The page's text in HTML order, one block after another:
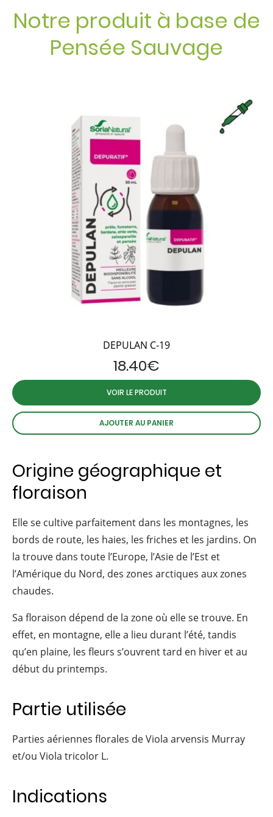
Notre produit à base de
Pensée Sauvage
DEPULAN C-19
18.40€
VOIR LE PRODUIT
AJOUTER AU PANIER
Origine géographique et
floraison
Elle se cultive parfaitement dans les montagnes, les
bords de route, les haies, les friches et les jardins. On
la trouve dans toute l’Europe, l’Asie de l’Est et
l’Amérique du Nord, des zones arctiques aux zones
chaudes.
Sa floraison dépend de la zone où elle se trouve. En
effet, en montagne, elle a lieu durant l’été, tandis
qu’en plaine, les fleurs s’ouvrent tard en hiver et au
début du printemps.
Partie utilisée
Parties aériennes florales de Viola arvensis Murray
et/ou Viola tricolor L.
Indications